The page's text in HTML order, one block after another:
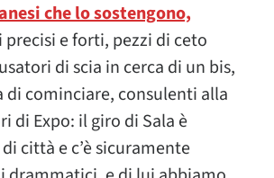
che lo sostengono,
e forti, pezzi di ceto
di scia in cerca di un bis,
cominciare, consulenti alla
di Expo: il giro di Sala è
città e c’è sicuramente